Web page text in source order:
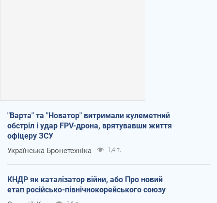
"Варта" та "Новатор" витримали кулеметний
обстріл і удар FPV-дрона, врятувавши життя
офіцеру ЗСУ
Українська Бронетехніка 1,4 т.
КНДР як каталізатор війни, або Про новий
етап російсько-північнокорейського союзу